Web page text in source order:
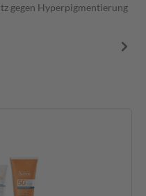
gegen Hyperpigmentierung